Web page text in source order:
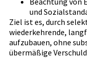
und
Ziel ist es, durch
wiederkehrende,
aufzubauen, ohne
übermäßige